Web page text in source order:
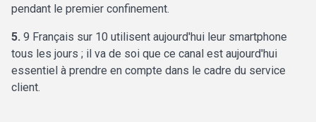
pendant le premier confinement.
5. 9 Français sur 10 utilisent aujourd'hui leur smartphone
tous les jours ; il va de soi que ce canal est aujourd'hui
essentiel à prendre en compte dans le cadre du service
client.